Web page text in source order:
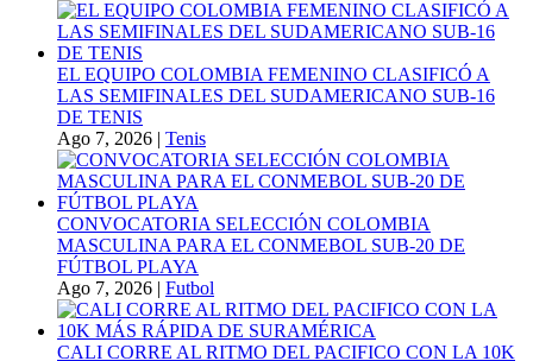
EL EQUIPO COLOMBIA FEMENINO CLASIFICÓ A
LAS SEMIFINALES DEL SUDAMERICANO SUB-16
DE TENIS
Ago 7, 2026 | Tenis
CONVOCATORIA SELECCIÓN COLOMBIA
MASCULINA PARA EL CONMEBOL SUB-20 DE
FÚTBOL PLAYA
Ago 7, 2026 | Futbol
CALI CORRE AL RITMO DEL PACIFICO CON LA 10K